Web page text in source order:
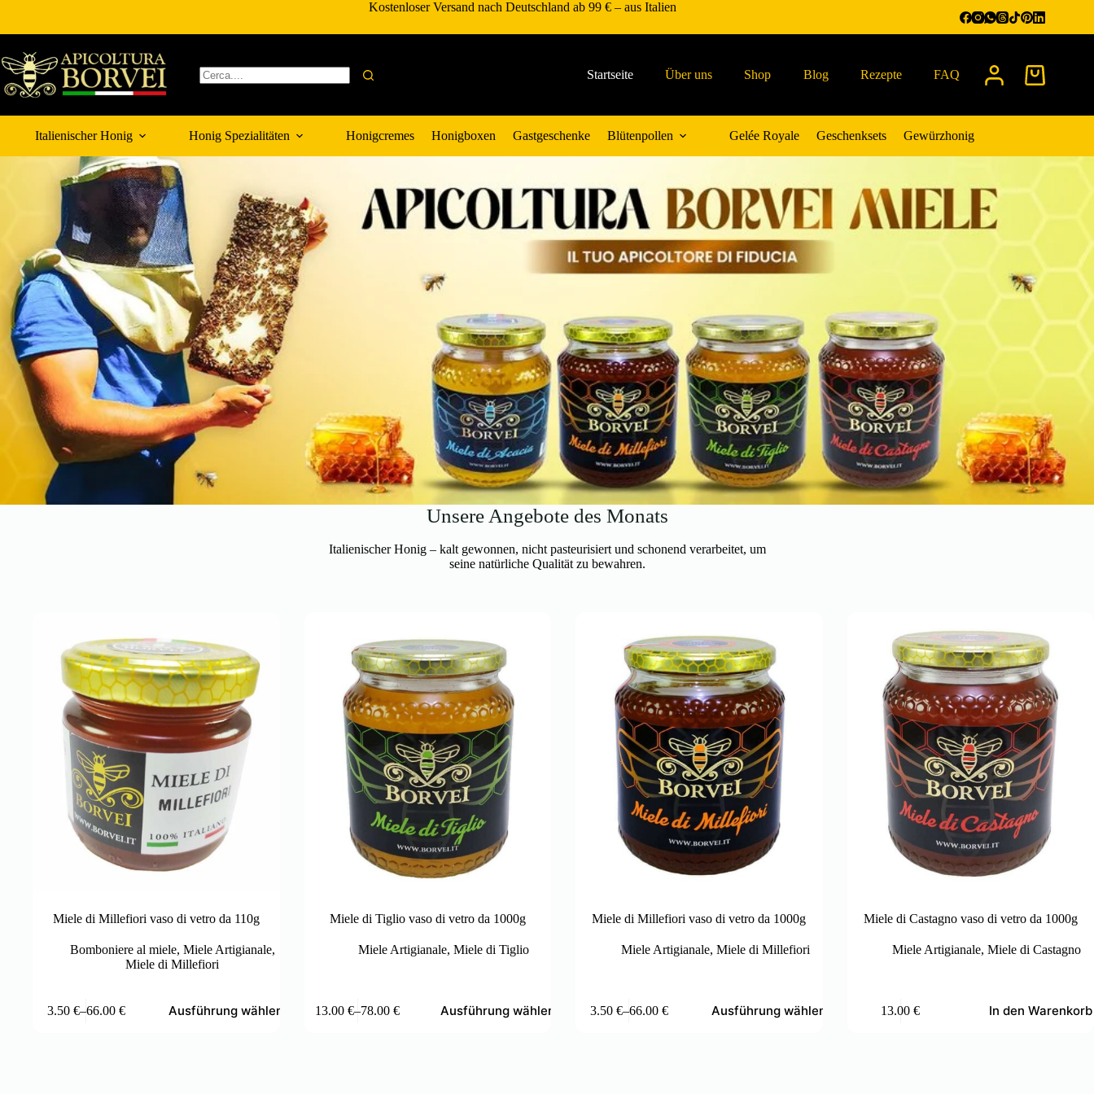
springen
Kostenloser Versand nach Deutschland ab 99 € – aus Italien
Ergebnisse
Startseite Über uns Shop Blog Rezepte FAQ Warenkorb
Italienischer Honig Honig Spezialitäten Honigcremes Honigboxen Gastgeschenke Blütenpollen Gelée Royale Geschenksets Gewürzhonig
Unsere Angebote des Monats
Italienischer Honig – kalt gewonnen, nicht pasteurisiert und schonend verarbeitet, um
seine natürliche Qualität zu bewahren.
Miele di Millefiori vaso di vetro da 110g
Bomboniere al miele, Miele Artigianale,
Miele di Millefiori
3.50 €–66.00 €
Preisspanne:
Ausführung wählen
Produkt
Miele di Tiglio vaso di vetro da 1000g
Miele Artigianale,Miele di Tiglio
13.00€–78.00€
Preisspanne:
Ausführung wählen
Produkt
Miele di Millefiori vaso di vetro da 1000g
Miele Artigianale, Miele di Millefiori
3.50 €–66.00 €
Preisspanne:
Ausführung wählen
Produkt
Miele di Castagno vaso di vetro da 1000g
Miele Artigianale,Miele di Castagno
13.00€ In den Warenkorb